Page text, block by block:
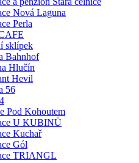
Nová Laguna
Perla
sklípek
Bahnhof
Hlučín
Hevil
56
Pod Kohoutem
U KUBINŮ
Kuchař
Gól
TRIANGL